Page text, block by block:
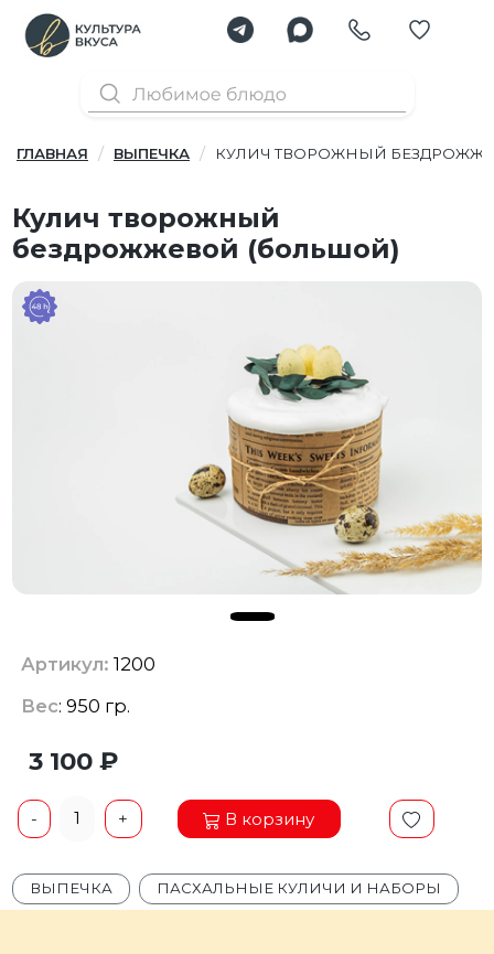
ГЛАВНАЯ ВЫПЕЧКА КУЛИЧ ТВОРОЖНЫЙ
Кулич творожный
бездрожжевой (большой)
Артикул: 1200
Вес: 950 гр.
3 100 ₽
- 1 + В корзину
ВЫПЕЧКА ПАСХАЛЬНЫЕ КУЛИЧИ И НАБОРЫ